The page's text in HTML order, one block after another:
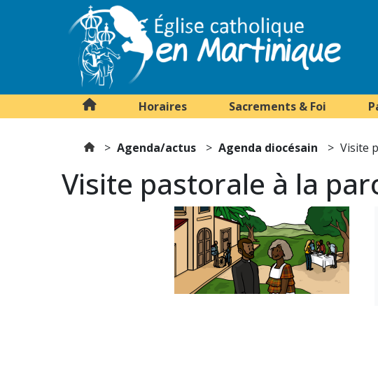
Horaires Sacrements & Foi
Agenda/actus Agenda diocésain Visite
Visite pastorale à la